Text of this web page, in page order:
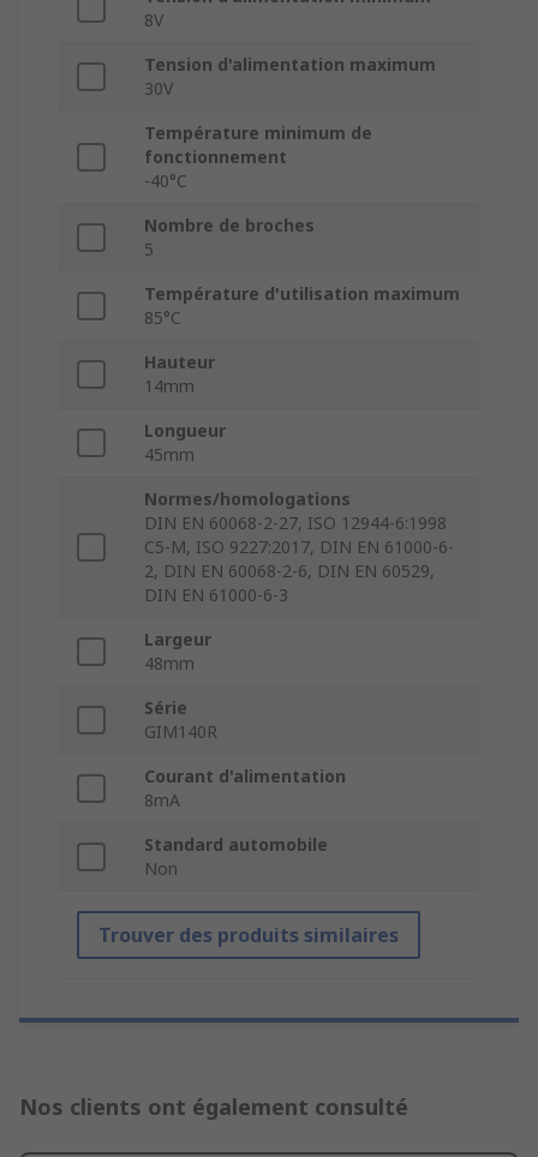
8V
Tension d'alimentation maximum
30V
Température minimum de
fonctionnement
-40°C
Nombre de broches
5
Température d'utilisation maximum
85°C
Hauteur
14mm
Longueur
45mm
Normes/homologations
DIN EN 60068-2-27, ISO 12944-6:1998
C5-M, ISO 9227:2017, DIN EN 61000-6-
2, DIN EN 60068-2-6, DIN EN 60529,
DIN EN 61000-6-3
Largeur
48mm
Série
GIM140R
Courant d'alimentation
8mA
Standard automobile
Non
Trouver des produits similaires
Nos clients ont également consulté